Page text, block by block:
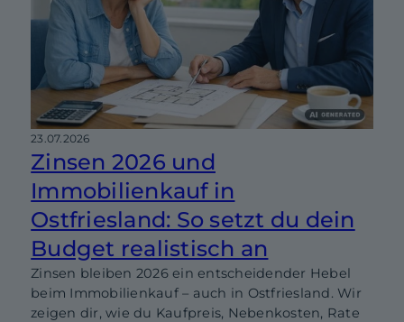
23.07.2026
Zinsen 2026 und
Immobilienkauf in
Ostfriesland: So setzt du dein
Budget realistisch an
Zinsen bleiben 2026 ein entscheidender Hebel
beim Immobilienkauf – auch in Ostfriesland. Wir
zeigen dir, wie du Kaufpreis, Nebenkosten, Rate